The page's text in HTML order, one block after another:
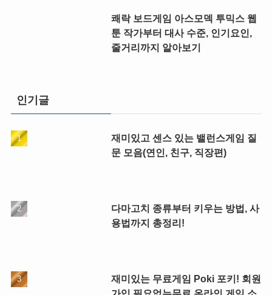
쾌락 보드게임 아스모덱 투믹스 웹
툰 작가부터 대사 수준, 인기요인,
줄거리까지 알아보기
인기글
재미있고 센스 있는 밸런스게임 질
문 모음(연인, 친구, 직장편)
다마고치 종류부터 키우는 방법, 사
용법까지 총정리!
재미있는 무료게임 Poki 포키! 회원